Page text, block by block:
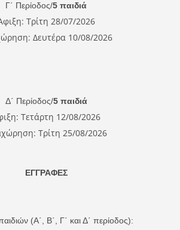
Γ΄ Περίοδος/5 παιδιά
Τρίτη 28/07/2026
Δευτέρα 10/08/2026
Δ΄ Περίοδος/5 παιδιά
Τετάρτη 12/08/2026
Τρίτη 25/08/2026
ΕΓΓΡΑΦΕΣ
(Α΄, Β΄, Γ΄ και Δ΄ περίοδος):